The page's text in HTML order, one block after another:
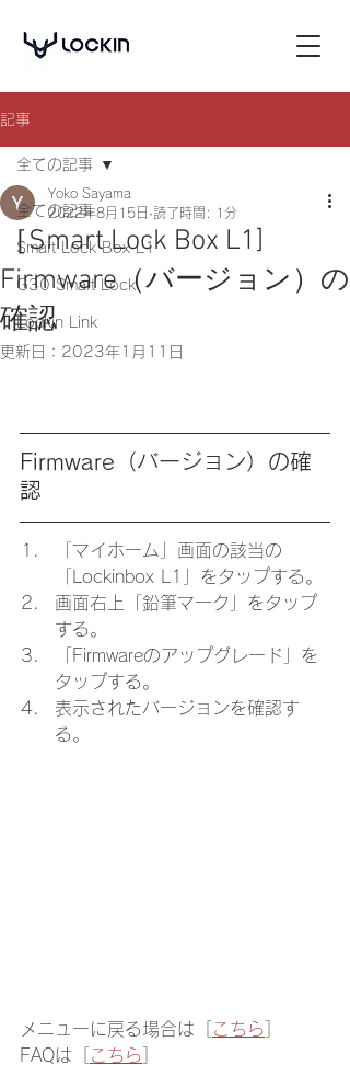
記事
全ての記事
Smart Lock Box L1
G30 Smart Lock
Lockin Link
全ての記事
［Smart Lock Box L1]
Firmware（バージョン）の
確認
Yoko Sayama
2022年8月15日 読了時間: 1分
更新日： 2023年1月11日
Firmware（バージョン）の確
認
「マイホーム」画面の該当の
「Lockinbox L1」をタップする。
画面右上「鉛筆マーク」をタップ
する。
「Firmwareのアップグレード」を
タップする。
表示されたバージョンを確認す
る。
メニューに戻る場合は［ こちら
FAQは［
こちら